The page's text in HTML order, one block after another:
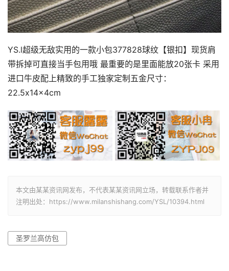
YS.l超级无敌实用的一款小包377828球纹【银扣】现货肩
带拆掉可直接当手包用哦 最重要的是里面能放20张卡 采用
进口牛皮配上精致的手工独家定制五金尺寸：
22.5x14x4cm
本文由某某资讯网发布，不代表某某资讯网立场，转载联系作者并
注明出处：https://www.milanshishang.com/YSL/10394.html
圣罗兰高仿包